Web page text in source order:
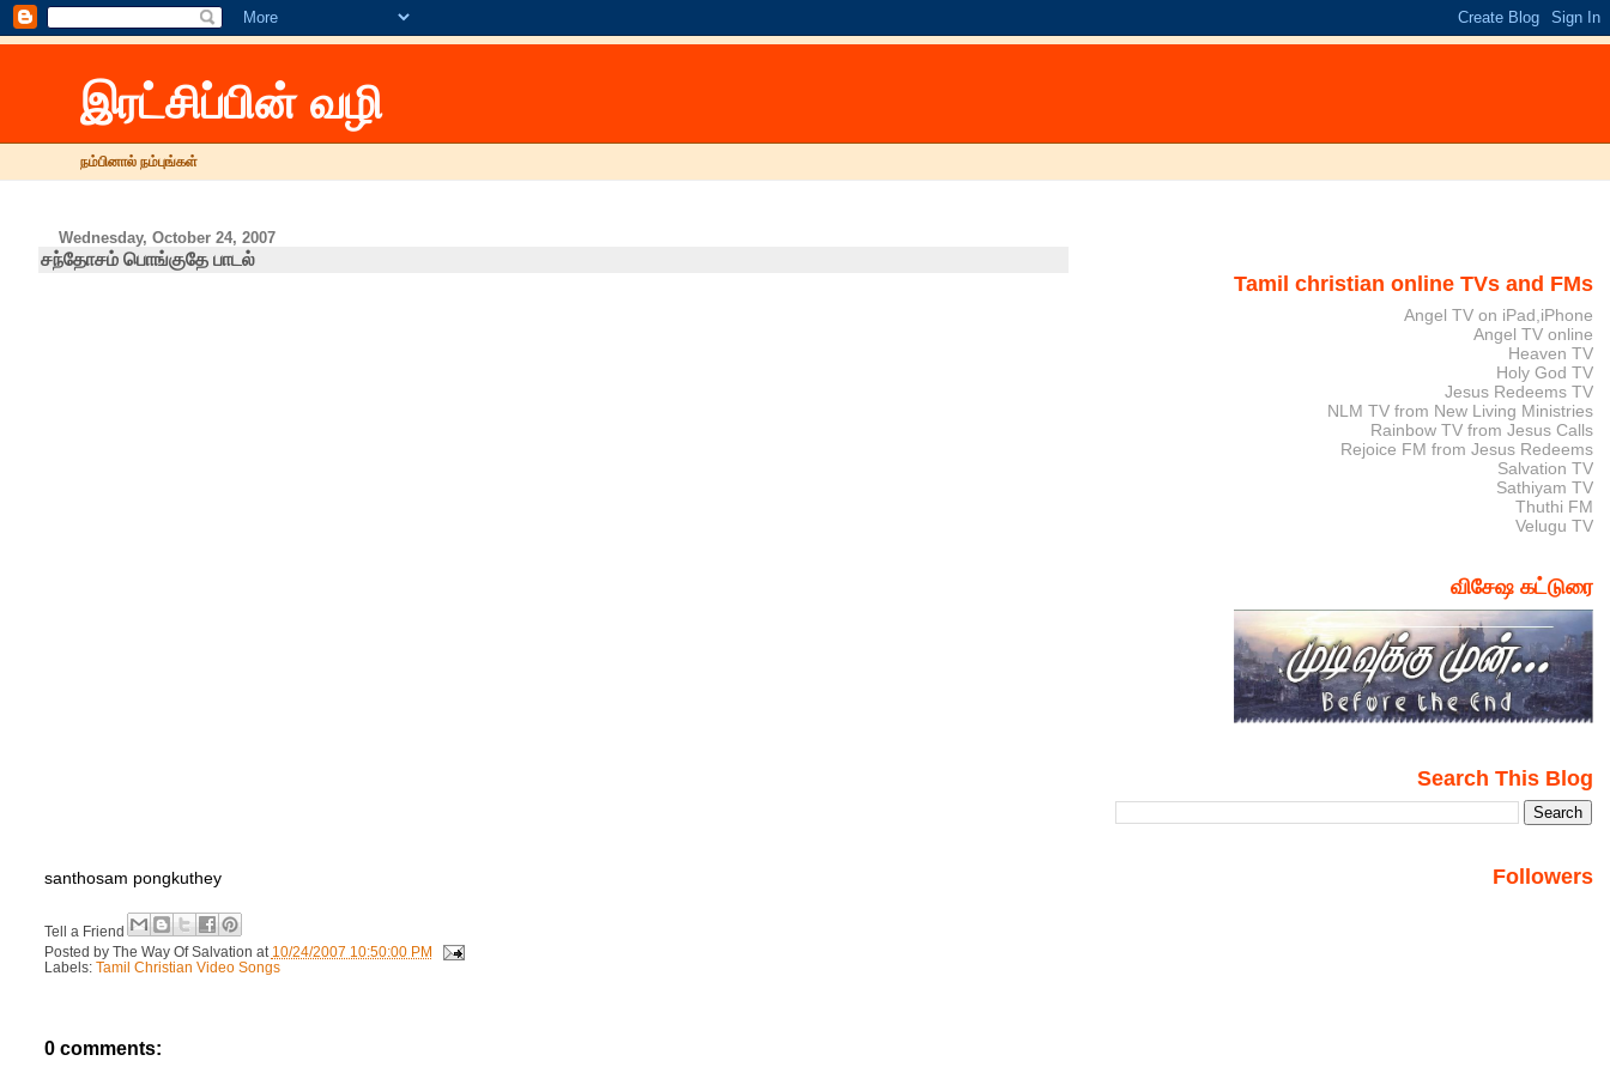
இரட்சிப்பின் வழி
நம்பினால் நம்புங்கள்
Wednesday, October 24, 2007
சந்தோசம் பொங்குதே பாடல்
santhosam pongkuthey
Tell a Friend
Posted by The Way Of Salvation at 10/24/2007 10:50:00 PM
Labels: Tamil Christian Video Songs
0 comments:
Tamil christian online TVs and FMs
Angel TV on iPad,iPhone
Angel TV online
Heaven TV
Holy God TV
Jesus Redeems TV
NLM TV from New Living Ministries
Rainbow TV from Jesus Calls
Rejoice FM from Jesus Redeems
Salvation TV
Sathiyam TV
Thuthi FM
Velugu TV
விசேஷ கட்டுரை
Search This Blog
Followers